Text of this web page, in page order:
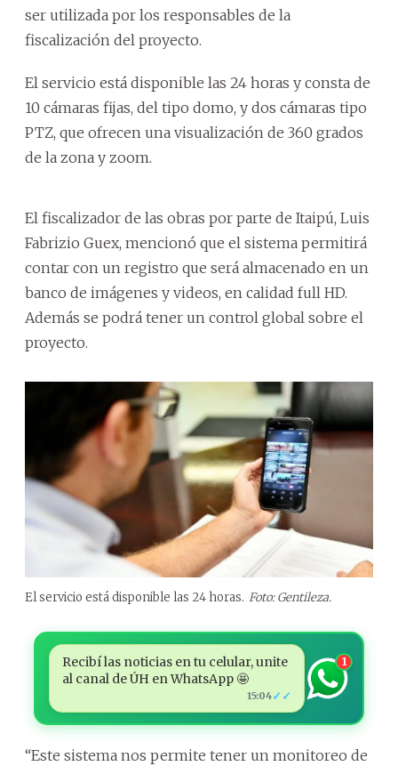
ser utilizada por los responsables de la
fiscalización del proyecto.
El servicio está disponible las 24 horas y consta de
10 cámaras fijas, del tipo domo, y dos cámaras tipo
PTZ, que ofrecen una visualización de 360 grados
de la zona y zoom.
El fiscalizador de las obras por parte de Itaipú, Luis
Fabrizio Guex, mencionó que el sistema permitirá
contar con un registro que será almacenado en un
banco de imágenes y videos, en calidad full HD.
Además se podrá tener un control global sobre el
proyecto.
El servicio está disponible las 24 horas. Foto: Gentileza.
Recibí las noticias en tu celular, unite
al canal de ÚH en WhatsApp 🤩
15:04✓✓
1
“Este sistema nos permite tener un monitoreo de